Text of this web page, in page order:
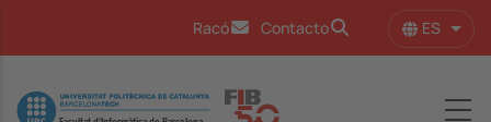
Racó Contacto ES
Image